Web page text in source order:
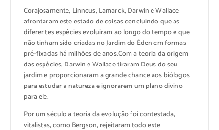
Corajosamente, Linneus, Lamarck, Darwin e Wallace
afrontaram este estado de coisas concluindo que as
diferentes espécies evoluíram ao longo do tempo e que
não tinham sido criadas no Jardim do Éden em formas
pré-fixadas há milhões de anos.Com a teoria da origem
das espécies, Darwin e Wallace tiraram Deus do seu
jardim e proporcionaram a grande chance aos biólogos
para estudar a natureza e ignorarem um plano divino
para ele.
Por um século a teoria da evolução foi contestada,
vitalistas, como Bergson, rejeitaram todo este